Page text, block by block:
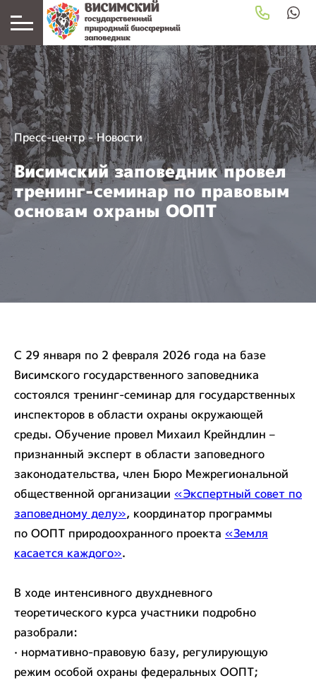
Пресс-центр-Новости
Висимский заповедник провел
тренинг-семинар по правовым
основам охраны ООПТ
С 29 января по 2 февраля 2026 года на базе
Висимского государственного заповедника
состоялся тренинг-семинар для государственных
инспекторов в области охраны окружающей
среды. Обучение провел Михаил Крейндлин –
признанный эксперт в области заповедного
законодательства, член Бюро Межрегиональной
общественной организации «Экспертный совет по
заповедному делу», координатор программы
по ООПТ природоохранного проекта «Земля
касается каждого».
В ходе интенсивного двухдневного
теоретического курса участники подробно
разобрали:
· нормативно-правовую базу, регулирующую
режим особой охраны федеральных ООПТ;